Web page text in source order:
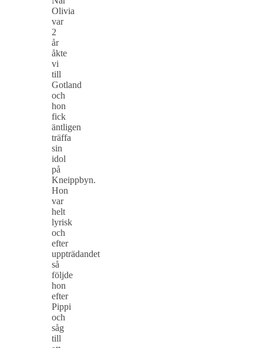
Olivia
var
2
år
åkte
vi
till
Gotland
och
hon
fick
äntligen
träffa
sin
idol
på
Kneippbyn.
Hon
var
helt
lyrisk
och
efter
uppträdandet
så
följde
hon
efter
Pippi
och
såg
till